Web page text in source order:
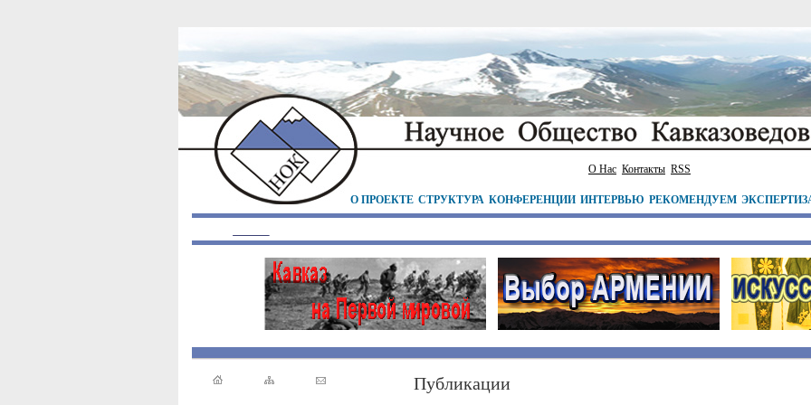
О Нас Контакты RSS
О ПРОЕКТЕ СТРУКТУРА КОНФЕРЕНЦИИ ИНТЕРВЬЮ РЕКОМЕНДУЕМ
Публикации